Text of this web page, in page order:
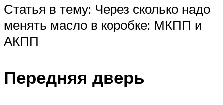
Статья в тему: Через сколько надо
менять масло в коробке: МКПП и
АКПП
Передняя дверь